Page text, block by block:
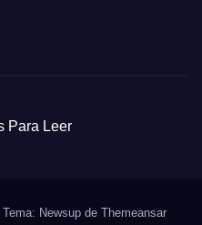
Para Leer
Tema: Newsup de Themeansar